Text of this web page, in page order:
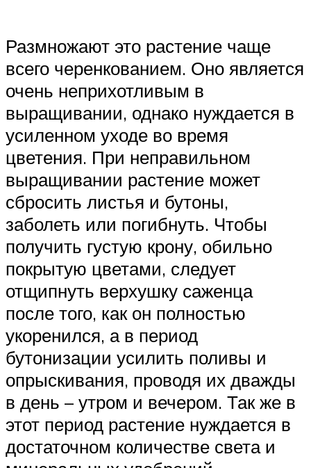
Размножают это растение чаще
всего черенкованием. Оно является
очень неприхотливым в
выращивании, однако нуждается в
усиленном уходе во время
цветения. При неправильном
выращивании растение может
сбросить листья и бутоны,
заболеть или погибнуть. Чтобы
получить густую крону, обильно
покрытую цветами, следует
отщипнуть верхушку саженца
после того, как он полностью
укоренился, а в период
бутонизации усилить поливы и
опрыскивания, проводя их дважды
в день – утром и вечером. Так же в
этот период растение нуждается в
достаточном количестве света и